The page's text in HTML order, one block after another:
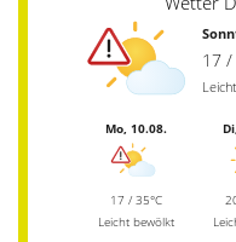
17 /
Mo, 10.08.
17 / 35°C
Leicht bewölkt